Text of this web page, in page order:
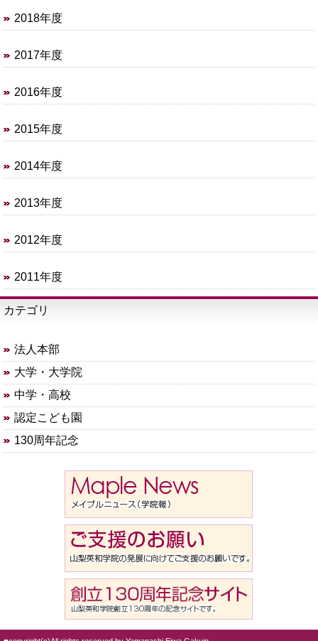
2018年度
2017年度
2016年度
2015年度
2014年度
2013年度
2012年度
2011年度
カテゴリ
法人本部
大学・大学院
中学・高校
認定こども園
130周年記念